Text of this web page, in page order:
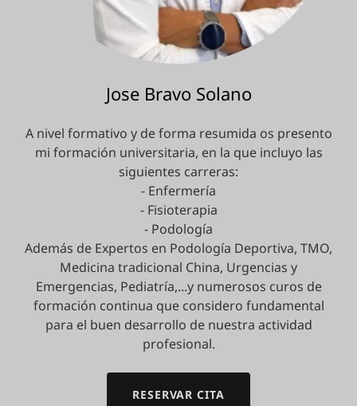
Jose Bravo Solano
A nivel formativo y de forma resumida os presento
mi formación universitaria, en la que incluyo las
siguientes carreras:
- Enfermería
- Fisioterapia
- Podología
Además de Expertos en Podología Deportiva, TMO,
Medicina tradicional China, Urgencias y
Emergencias, Pediatría,...y numerosos curos de
formación continua que considero fundamental
para el buen desarrollo de nuestra actividad
profesional.
RESERVAR CITA